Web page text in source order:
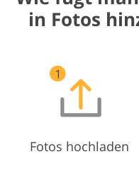
in Fotos
Fotos hochladen